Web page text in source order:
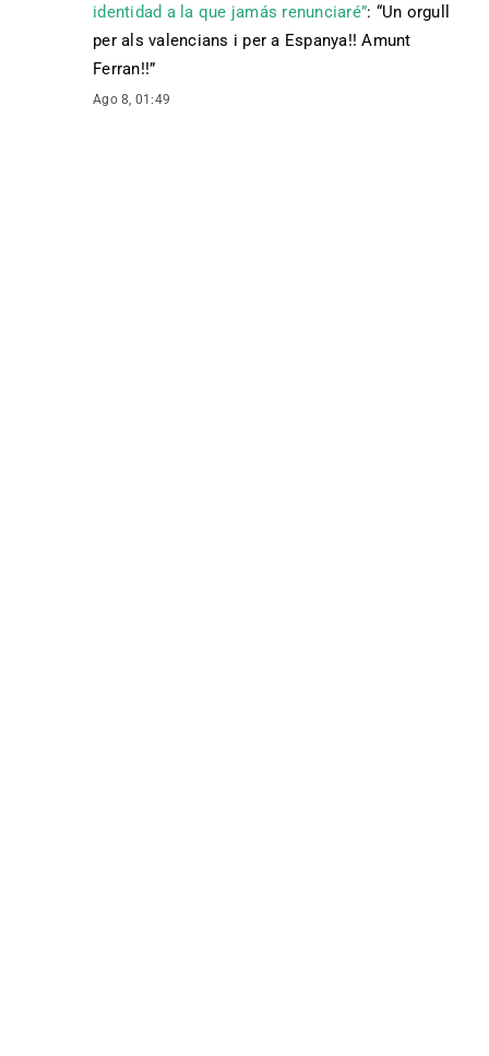
identidad a la que jamás renunciaré”: “Un orgull
per als valencians i per a Espanya!! Amunt
Ferran!!”
Ago 8, 01:49